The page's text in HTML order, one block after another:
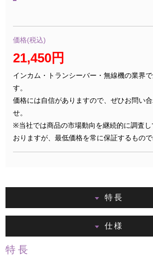
価格(税込)
21,450円
インカム・トランシーバー・無線機の業界
す。
価格には自信がありますので、ぜひお問い
せ。
※当社では商品の市場動向を継続的に調査
おりますが、最低価格を常に保証するもので
特長
仕様
特長